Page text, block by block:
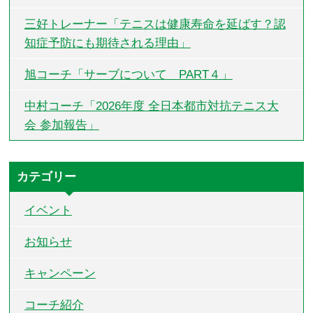
三好トレーナー「テニスは健康寿命を延ばす？認
知症予防にも期待される理由」
旭コーチ「サーブについて PART４」
中村コーチ「2026年度 全日本都市対抗テニス大
会 参加報告」
カテゴリー
イベント
お知らせ
キャンペーン
コーチ紹介